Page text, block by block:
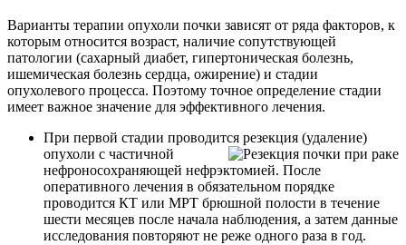
Варианты терапии опухоли почки зависят от ряда факторов, к
которым относится возраст, наличие сопутствующей
патологии (сахарный диабет, гипертоническая болезнь,
ишемическая болезнь сердца, ожирение) и стадии
опухолевого процесса. Поэтому точное определение стадии
имеет важное значение для эффективного лечения.
При первой стадии проводится резекция (удаление)
опухоли с частичной
нефроносохраняющей нефрэктомией. После
оперативного лечения в обязательном порядке
проводится КТ или МРТ брюшной полости в течение
шести месяцев после начала наблюдения, а затем данные
исследования повторяют не реже одного раза в год.